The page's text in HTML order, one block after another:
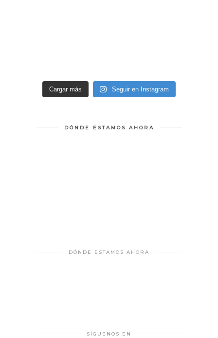
Cargar más Seguir en Instagram
DÓNDE ESTAMOS AHORA
DÓNDE ESTAMOS AHORA
SÍGUENOS EN